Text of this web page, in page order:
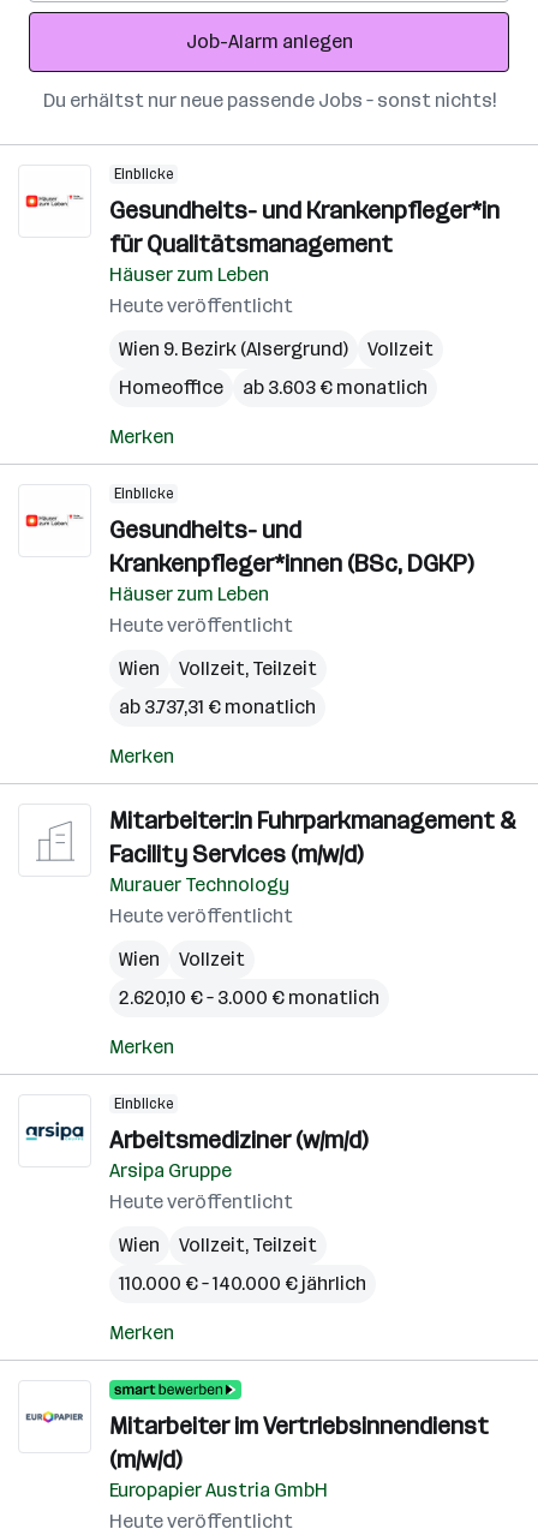
Adresse
Job-Alarm anlegen
Du erhältst nur neue passende Jobs – sonst nichts!
Einblicke
Gesundheits- und Krankenpfleger*in
für Qualitätsmanagement
Häuser zum Leben
Heute veröffentlicht
Wien 9. Bezirk (Alsergrund)
Vollzeit
Homeoffice
ab 3.603 € monatlich
Merken
Einblicke
Gesundheits- und
Krankenpfleger*innen (BSc, DGKP)
Häuser zum Leben
Heute veröffentlicht
Wien
Vollzeit, Teilzeit
ab 3.737,31 € monatlich
Merken
Mitarbeiter:in Fuhrparkmanagement &
Facility Services (m/w/d)
Murauer Technology
Heute veröffentlicht
Wien
Vollzeit
2.620,10 € – 3.000 € monatlich
Merken
Einblicke
Arbeitsmediziner (w/m/d)
Arsipa Gruppe
Heute veröffentlicht
Wien
Vollzeit, Teilzeit
110.000 € – 140.000 € jährlich
Merken
Mitarbeiter im Vertriebsinnendienst
(m/w/d)
Europapier Austria GmbH
Heute veröffentlicht